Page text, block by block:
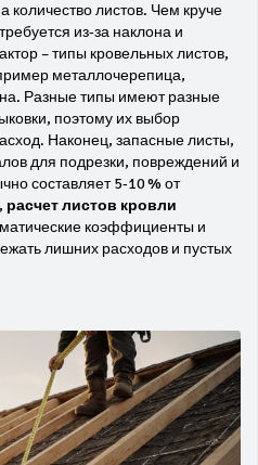
листов. Чем круче
из‑за наклона и
–типы кровельных листов,
металлочерепица,
. Разные типы имеют разные
поэтому их выбор
Наконец, запасные листы,
для подрезки, повреждений и
составляет 5‑10 % от
расчет листов кровли
коэффициенты и
лишних расходов и пустых